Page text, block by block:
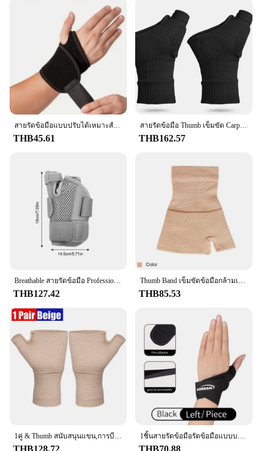
equipment; it's a versatile accessory that adapts to
your lifestyle. The adjustable straps allow for a
customizable fit, ensuring that the brace remains
comfortable throughout the day. Its lightweight
construction makes it suitable for both men and
women, making it a go-to accessory for a wide
range of activities, from typing at work to gaming at
home or engaging in manual labor tasks.
**Durable and Easy to Maintain**
Crafted with durability in mind, the Thumb Wrist
Brace is designed to withstand the rigors of daily
use. Plus, the brace is washable, making it easy to
maintain hygiene and prolong its lifespan. This
thumb wrist brace is not just a product; it's an
investment in your comfort and well-being.
สายรัดข้อมือแบบปรับได้เหมาะสําหรับสตรีและผู้ชายสายรัดพยุงมือ Carpal อุโมงค์รั้งฟิตเนสเหมาะสําหรับทั้งขวามือซ้าย
THB45.61
สายรัดข้อมือ Thumb เข็มขัด Carpal อุโมงค์มือข้อมือรองรับสายรัดข้อมือกอล์ฟ Tenosynovitis ถุงมือข้ออักเสบ
THB162.57
Breathable สายรัดข้อมือ Professional Splint สายรัดข้อมือ Protector Band โรคข้ออักเสบ Carpal อุโมงค์ Hand Sprain Tendinitis สายรัดข้อมือ
THB127.42
Thumb Band เข็มขัดข้อมือกล้ามเนื้อสนับสนุนถุงมือสายรัดการบีบอัดแขน Sprains อาการปวดข้อ Tenosynovitis โรคข้ออักเสบถุงมือ
THB85.53
1คู่ & Thumb สนับสนุนแขน,การบีบอัดข้ออักเสบถุงมือสำหรับอุโมงค์ Carpal,ข้อมือและความเมื่อยล้า,sprains,RSI, Tendonitis
THB128.72
1ชิ้นสายรัดข้อมือรัดข้อมือแบบบางเฉียบรองรับนิ้วหัวแม่มือสำหรับเอ็นอักเสบ, tenosynovitis, carpal tunnel arthritis
THB70.88